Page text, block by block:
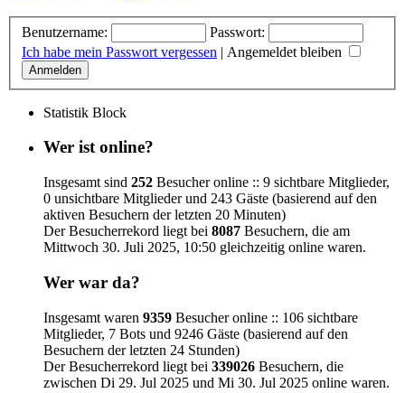
Benutzername:
Passwort:
Ich habe mein Passwort vergessen | Angemeldet bleiben
Statistik Block
Wer ist online?
Insgesamt sind 252 Besucher online :: 9 sichtbare Mitglieder,
0 unsichtbare Mitglieder und 243 Gäste (basierend auf den
aktiven Besuchern der letzten 20 Minuten)
Der Besucherrekord liegt bei 8087 Besuchern, die am
Mittwoch 30. Juli 2025, 10:50 gleichzeitig online waren.
Wer war da?
Insgesamt waren 9359 Besucher online :: 106 sichtbare
Mitglieder, 7 Bots und 9246 Gäste (basierend auf den
Besuchern der letzten 24 Stunden)
Der Besucherrekord liegt bei 339026 Besuchern, die
zwischen Di 29. Jul 2025 und Mi 30. Jul 2025 online waren.